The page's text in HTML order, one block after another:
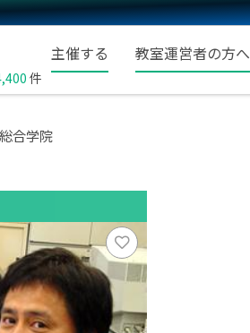
件
主催する 教室運営者の方へ
合学院